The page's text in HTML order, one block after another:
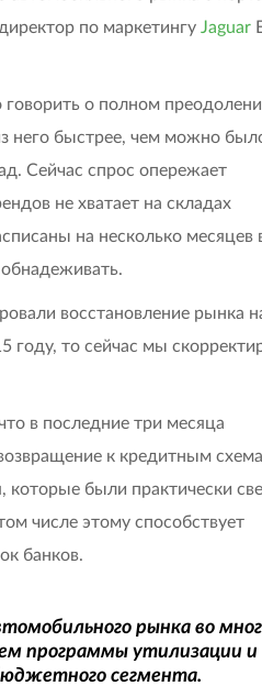
по маркетингу Jaguar
говорить о полном
него быстрее, чем можно
Сейчас спрос опережает
не хватает на складах
на несколько месяцев
восстановление рынка
году, то сейчас мы
в последние три месяца
к кредитным
которые были практически
числе этому способствует
банков.
рынка во
программы утилизации и
сегмента.